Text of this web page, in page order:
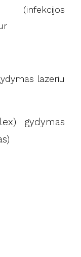
(infekcijos
lazeriu
gydymas